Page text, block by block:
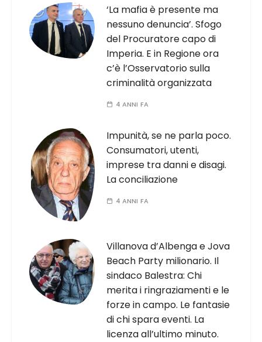
‘La mafia è presente ma
nessuno denuncia’. Sfogo
del Procuratore capo di
Imperia. E in Regione ora
c’è l’Osservatorio sulla
criminalità organizzata
4 ANNI FA
Impunità, se ne parla poco.
Consumatori, utenti,
imprese tra danni e disagi.
La conciliazione
4 ANNI FA
Villanova d’Albenga e Jova
Beach Party milionario. Il
sindaco Balestra: Chi
merita i ringraziamenti e le
forze in campo. Le fantasie
di chi spara eventi. La
licenza all’ultimo minuto.